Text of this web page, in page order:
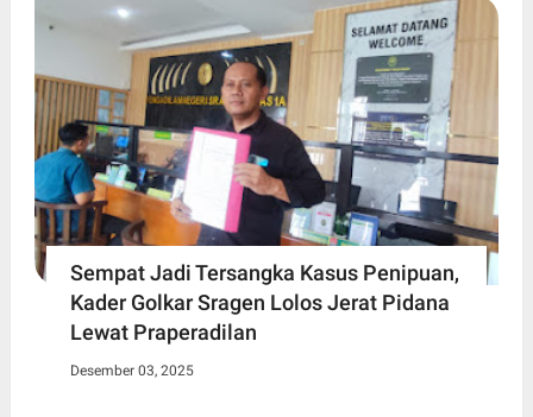
Sempat Jadi Tersangka Kasus Penipuan,
Kader Golkar Sragen Lolos Jerat Pidana
Lewat Praperadilan
Desember 03, 2025